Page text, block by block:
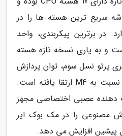
سریع ترین هسته ها را در
در برترین پیکربندی، واحد
هسته ای است و به یاری نسخه تازه هسته
پرتو نسل سوم، توان پردازش
تصویر و بازی تا 28 درصد نسبت به M4 ارتقا یافته است.
دهنده عصبی اختصاصی مجهز
مصنوعی را در مک بوک ایر